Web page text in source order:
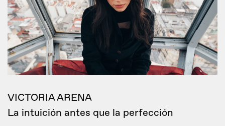
VICTORIA ARENA
La intuición antes que la perfección